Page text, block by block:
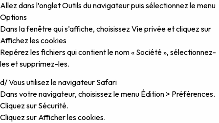
Allez dans l’onglet Outils du navigateur puis sélectionnez le menu
Options
Dans la fenêtre qui s’affiche, choisissez Vie privée et cliquez sur
Affichez les cookies
Repérez les fichiers qui contient le nom « Société », sélectionnez-
les et supprimez-les.
d/ Vous utilisez le navigateur Safari
Dans votre navigateur, choisissez le menu Édition > Préférences.
Cliquez sur Sécurité.
Cliquez sur Afficher les cookies.